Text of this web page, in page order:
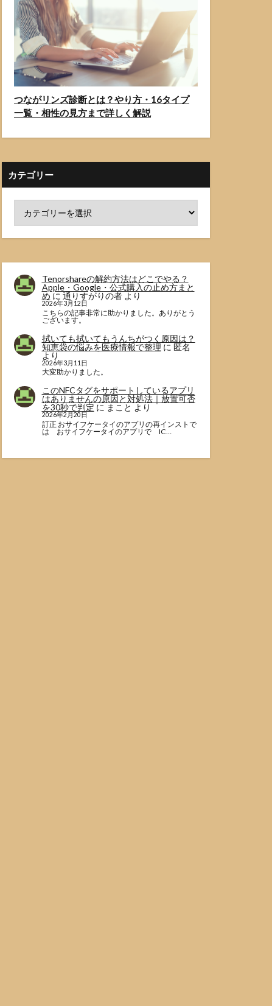
つながリンズ診断とは？やり方・16タイプ
一覧・相性の見方まで詳しく解説
カテゴリー
Tenorshareの解約方法はどこでやる？
Apple・Google・公式購入の止め方まと
め に 通りすがりの者より
2026年3月12日
こちらの記事非常に助かりました。ありがとう
ございます。
拭いても拭いてもうんちがつく原因は？
知恵袋の悩みを医療情報で整理 に 匿名
より
2026年3月11日
大変助かりました。
このNFCタグをサポートしているアプリ
はありませんの原因と対処法｜放置可否
を30秒で判定 に まこと より
2026年2月20日
訂正 おサイフケータイのアプリの再インストで
は おサイフケータイのアプリで IC…